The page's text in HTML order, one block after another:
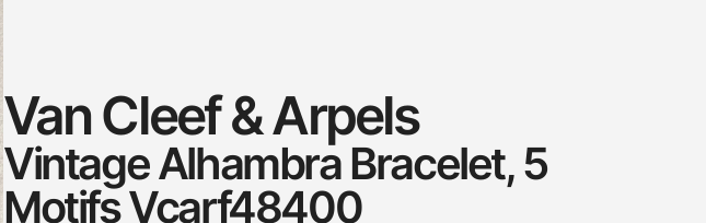
Van Cleef & Arpels
Vintage Alhambra Bracelet, 5
Motifs Vcarf48400